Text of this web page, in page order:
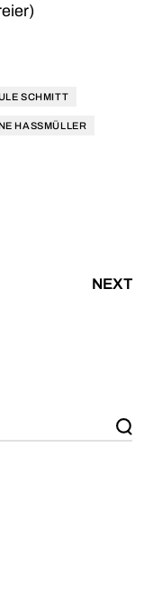
SCHMITT
HASSMÜLLER
NEXT